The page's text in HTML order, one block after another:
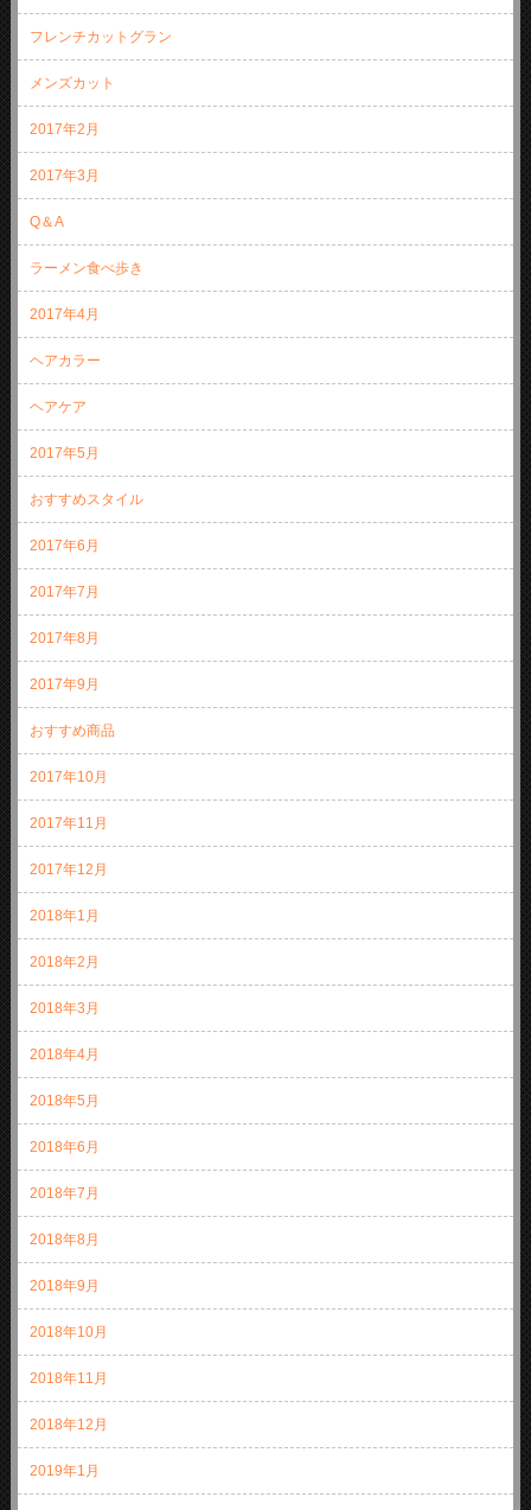
フレンチカットグラン
メンズカット
2017年2月
2017年3月
Q＆A
ラーメン食べ歩き
2017年4月
ヘアカラー
ヘアケア
2017年5月
おすすめスタイル
2017年6月
2017年7月
2017年8月
2017年9月
おすすめ商品
2017年10月
2017年11月
2017年12月
2018年1月
2018年2月
2018年3月
2018年4月
2018年5月
2018年6月
2018年7月
2018年8月
2018年9月
2018年10月
2018年11月
2018年12月
2019年1月